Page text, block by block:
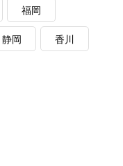
福岡
静岡 香川